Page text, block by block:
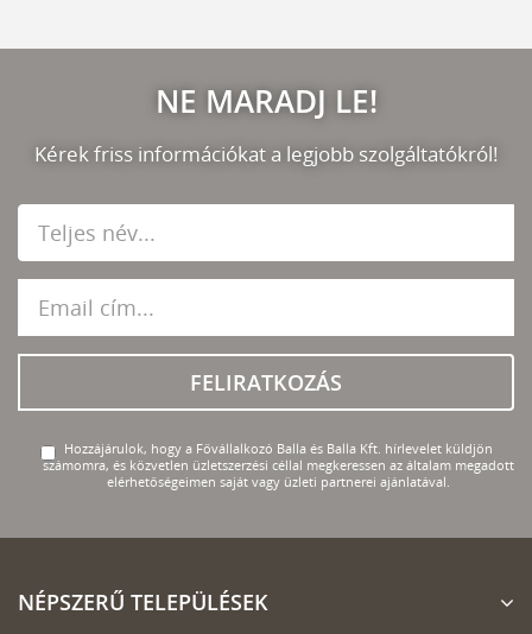
NE MARADJ LE!
Kérek friss információkat a legjobb szolgáltatókról!
FELIRATKOZÁS
Hozzájárulok, hogy a Fővállalkozó Balla és Balla Kft. hírlevelet küldjön
számomra, és közvetlen üzletszerzési céllal megkeressen az általam megadott
elérhetőségeimen saját vagy üzleti partnerei ajánlatával.
NÉPSZERŰ TELEPÜLÉSEK